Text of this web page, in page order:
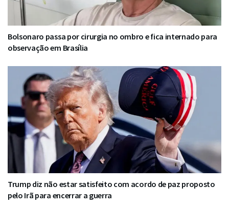
Bolsonaro passa por cirurgia no ombro e fica internado para
observação em Brasília
Trump diz não estar satisfeito com acordo de paz proposto
pelo Irã para encerrar a guerra